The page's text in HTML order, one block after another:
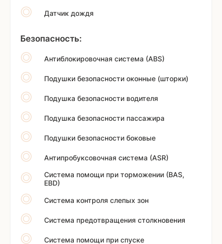
Датчик дождя
Безопасность:
Антиблокировочная система (ABS)
Подушки безопасности оконные (шторки)
Подушка безопасности водителя
Подушка безопасности пассажира
Подушки безопасности боковые
Антипробуксовочная система (ASR)
Система помощи при торможении (BAS,
EBD)
Система контроля слепых зон
Система предотвращения столкновения
Система помощи при спуске